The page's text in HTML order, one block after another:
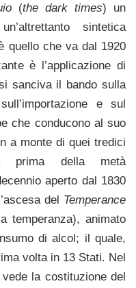
(the dark times) un
sintetica
quello che va dal 1920
è l’applicazione di
sanciva il bando sulla
e sul
che conducono al suo
a monte di quei tredici
prima della metà
aperto dal 1830
del Temperance
temperanza), animato
di alcol; il quale,
volta in 13 Stati. Nel
la costituzione del